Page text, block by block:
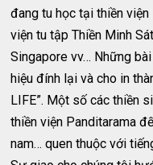
đang tu học tại thiền
viện tu tập Thiền Minh
Singapore vv… Những
hiệu đính lại và cho in
LIFE”. Một số các thiền
thiền viện Panditarama
nam… quen thuộc với